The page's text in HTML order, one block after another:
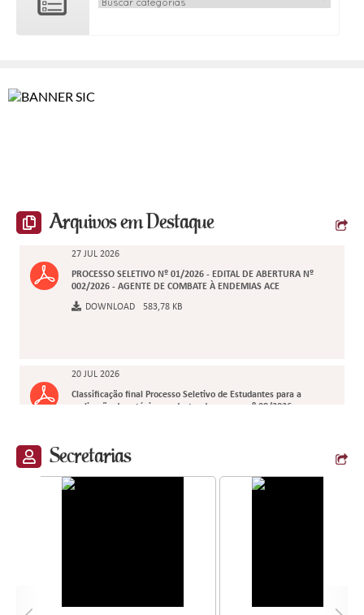
Arquivos em Destaque
27 JUL 2026
PROCESSO SELETIVO Nº 01/2026 - EDITAL DE ABERTURA Nº
002/2026 - AGENTE DE COMBATE À ENDEMIAS ACE
DOWNLOAD 583,78 KB
20 JUL 2026
Classificação final Processo Seletivo de Estudantes para a
realização de estágio e cadastro de reserva nº 08/2026
Secretarias